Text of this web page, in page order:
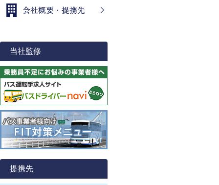
当社監修
提携先